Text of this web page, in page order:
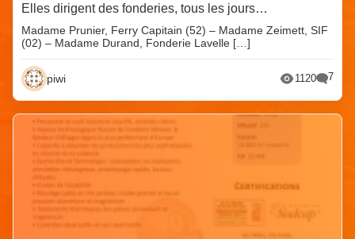
Elles dirigent des fonderies, tous les jours…
Madame Prunier, Ferry Capitain (52) – Madame Zeimett, SIF
(02) – Madame Durand, Fonderie Lavelle […]
piwi 1120 7